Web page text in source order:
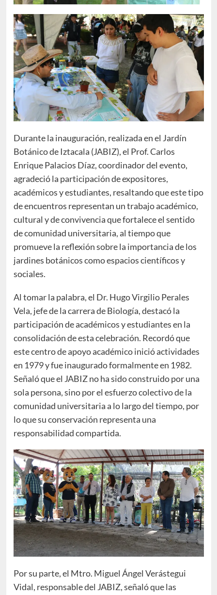
Durante la inauguración, realizada en el Jardín
Botánico de Iztacala (JABIZ), el Prof. Carlos
Enrique Palacios Díaz, coordinador del evento,
agradeció la participación de expositores,
académicos y estudiantes, resaltando que este tipo
de encuentros representan un trabajo académico,
cultural y de convivencia que fortalece el sentido
de comunidad universitaria, al tiempo que
promueve la reflexión sobre la importancia de los
jardines botánicos como espacios científicos y
sociales.
Al tomar la palabra, el Dr. Hugo Virgilio Perales
Vela, jefe de la carrera de Biología, destacó la
participación de académicos y estudiantes en la
consolidación de esta celebración. Recordó que
este centro de apoyo académico inició actividades
en 1979 y fue inaugurado formalmente en 1982.
Señaló que el JABIZ no ha sido construido por una
sola persona, sino por el esfuerzo colectivo de la
comunidad universitaria a lo largo del tiempo, por
lo que su conservación representa una
responsabilidad compartida.
Por su parte, el Mtro. Miguel Ángel Verástegui
Vidal, responsable del JABIZ, señaló que las